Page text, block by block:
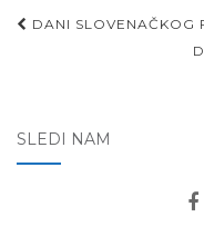
Post
DANI SLOVENAČKOG
SLEDI NAM